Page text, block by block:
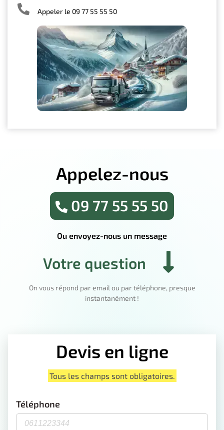
Appeler le 09 77 55 55 50
Appelez-nous
09 77 55 55 50
Ou envoyez-nous un message
Votre question
On vous répond par email ou par téléphone, presque
instantanément !
Devis en ligne
Tous les champs sont obligatoires.
Téléphone